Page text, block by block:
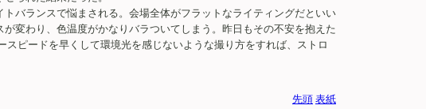
バランスで悩まされる。会場全体がフラットなライティングだといい
変わり、色温度がかなりバラついてしまう。昨日もその不安を抱えた
ピードを早くして環境光を感じないような撮り方をすれば、ストロ
先頭 表紙